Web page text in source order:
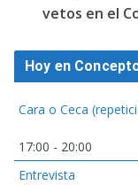
vetos en el
Hoy en
Cara o Ceca
17:00 - 20:00
Entrevista